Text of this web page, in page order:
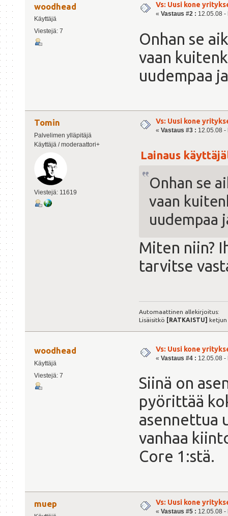
woodhead
Käyttäjä
Viestejä: 7
Vs: Uusi kone
« Vastaus #2 : 12.05.08 -
Onhan se
vaan
uudempaa
Tomin
Palvelimen ylläpitäjä
Käyttäjä / moderaattori+
Viestejä: 11619
Vs: Uusi kone
« Vastaus #3 : 12.05.08 -
Lainaus
Onhan se
vaan
uudempaa
Miten niin?
tarvitse
Automaattinen allekirjoitus:
Lisäisitkö [RATKAISTU] ketjun
woodhead
Käyttäjä
Viestejä: 7
Vs: Uusi kone
« Vastaus #4 : 12.05.08 -
Siinä on
pyörittää
asennettua
vanhaa
Core 1:stä.
muep Vs: Uusi kone
« Vastaus #5 : 12.05.08 -